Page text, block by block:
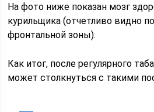
На фото ниже показан мозг
курильщика (отчетливо видно
фронтальной зоны).
Как итог, после регулярного
может столкнуться с такими